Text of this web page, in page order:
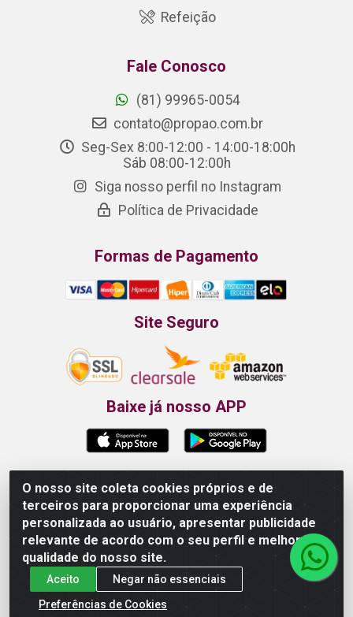
O nosso site coleta cookies próprios e de
terceiros para proporcionar uma experiência
personalizada ao usuário, apresentar publicidade
relevante de acordo com o seu perfil e melhorar a
qualidade do nosso site.
Aceito
Negar não essenciais
Preferências de Cookies
Refeição
Fale Conosco
(81) 99965-0054
contato@propao.com.br
Seg-Sex 8:00-12:00 - 14:00-18:00h
Sáb 08:00-12:00h
Siga nosso perfil no Instagram
Política de Privacidade
Formas de Pagamento
Site Seguro
Baixe já nosso APP
Propão - Rua Armando da Fonte, 91 - Maurício de
Nassau - Caruaru/PE - CEP 55012-025 - CNPJ
24.407.389/0001-52